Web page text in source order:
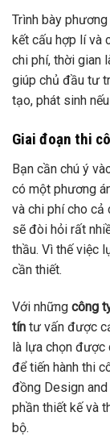
Trình bày
kết cấu hợp lí và
chi phí, thời gian
giúp chủ đầu tư
tạo, phát sinh
Giai đoạn thi
Bạn cần chú ý
có một phương
và chi phí cho cả
sẽ đòi hỏi rất
thầu. Vì thế việc
cần thiết.
Với những công
tín tư vấn được
là lựa chọn được
để tiến hành thi
đồng Design
phần thiết kế và
bộ.